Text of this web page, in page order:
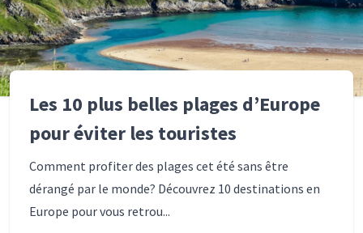
Les 10 plus belles plages d’Europe
pour éviter les touristes
Comment profiter des plages cet été sans être
dérangé par le monde? Découvrez 10 destinations en
Europe pour vous retrou...